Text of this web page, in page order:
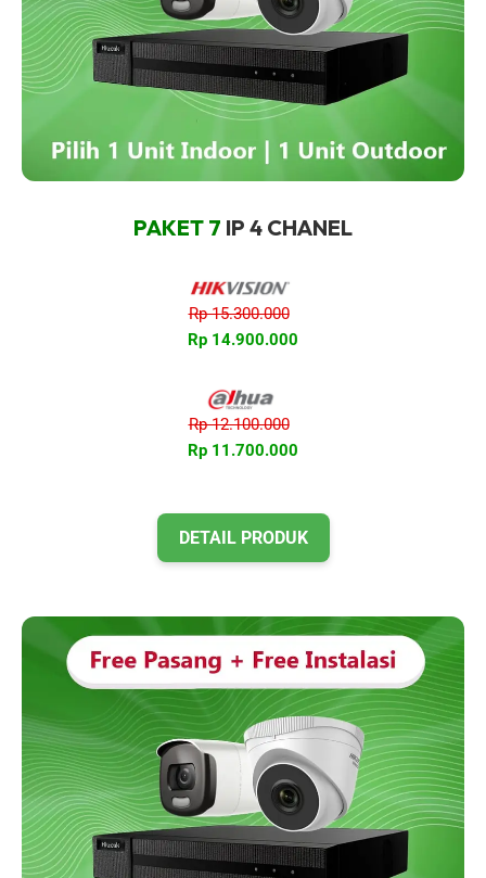
PAKET 7 IP 4 CHANEL
Rp 15.300.000
Rp 14.900.000
Rp 12.100.000
Rp 11.700.000
DETAIL PRODUK